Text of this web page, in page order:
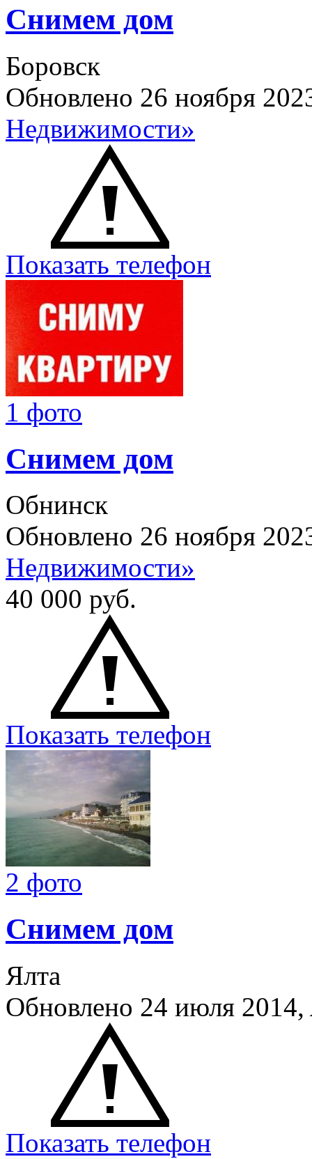
Снимем дом
Боровск
Обновлено 26 ноября
Недвижимости»
Показать телефон
1 фото
Снимем дом
Обнинск
Обновлено 26 ноября
Недвижимости»
40 000 руб.
Показать телефон
2 фото
Снимем дом
Ялта
Обновлено 24 июля 2014,
Показать телефон